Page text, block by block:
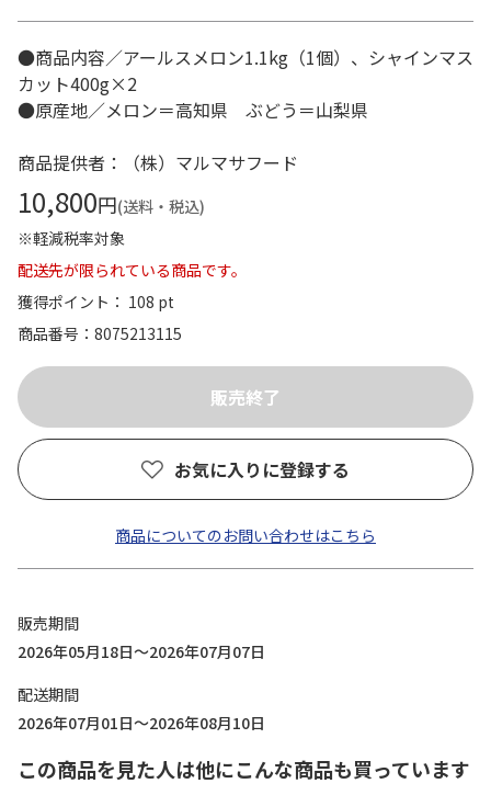
●商品内容／アールスメロン1.1kg（1個）、シャインマス
カット400g×2
●原産地／メロン＝高知県 ぶどう＝山梨県
商品提供者：（株）マルマサフード
10,800円(送料・税込)
※軽減税率対象
配送先が限られている商品です。
獲得ポイント： 108 pt
商品番号
8075213115
お気に入りに登録する
商品についてのお問い合わせはこちら
販売期間
2026年05月18日～2026年07月07日
配送期間
2026年07月01日～2026年08月10日
この商品を見た人は他にこんな商品も買っています